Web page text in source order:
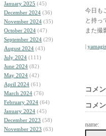
January 2025 (45)
December 2024 (36)
November 2024 (35)
October 2024 (47)
September 2024 (29)
August 2024 (43)
July 2024 (111)
June 2024 (82)
May 2024 (42)
April 2024 (61)
March 2024 (76)
February 2024 (64)
January 2024 (45)
December 2023 (58)
November 2023 (63)
今日も
と持っ
また撮
|
コメ
コメ
name: